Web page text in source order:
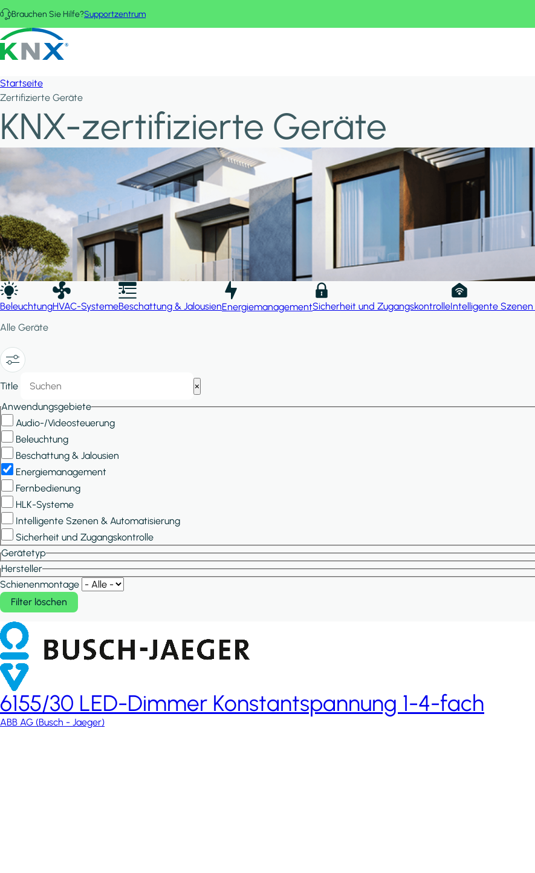
Direkt zum Inhalt
Brauchen Sie Hilfe?Supportzentrum
KNX - Homepage
Startseite
Zertifizierte Geräte
KNX-zertifizierte Geräte
BeleuchtungHVAC-SystemeBeschattung & JalousienEnergiemanagementSicherheit und ZugangskontrolleIntelligente
Alle Geräte
Filters
Title
×
Anwendungsgebiete
Audio-/Videosteuerung
Beleuchtung
Beschattung & Jalousien
Energiemanagement
Fernbedienung
HLK-Systeme
Intelligente Szenen & Automatisierung
Sicherheit und Zugangskontrolle
Gerätetyp
Hersteller
Schienenmontage
6155/30 LED-Dimmer Konstantspannung 1-4-fach
ABB AG (Busch - Jaeger)